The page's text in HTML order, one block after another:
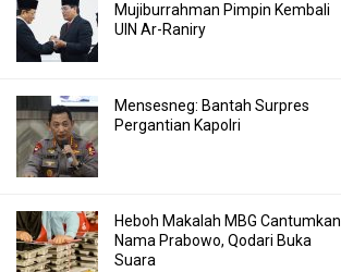
Mujiburrahman Pimpin Kembali
UIN Ar-Raniry
Mensesneg: Bantah Surpres
Pergantian Kapolri
Heboh Makalah MBG Cantumkan
Nama Prabowo, Qodari Buka
Suara